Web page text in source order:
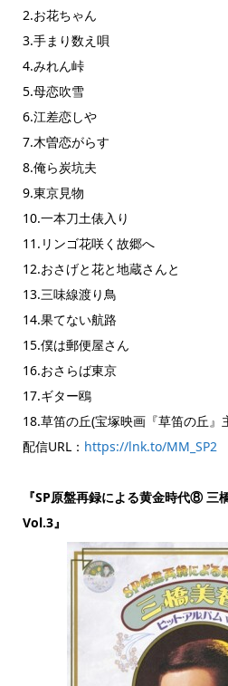
2.お花ちゃん
3.手まり数え唄
4.みれん峠
5.母恋吹雪
6.江差恋しや
7.木曽恋がらす
8.俺ら炭坑夫
9.東京見物
10.一本刀土俵入り
11.リンゴ花咲く故郷へ
12.おさげと花と地蔵さんと
13.三味線渡り鳥
14.果てない航路
15.僕は郵便屋さん
16.おさらば東京
17.ギター鴎
18.草笛の丘(宝塚映画『草笛の丘』
配信URL： https://lnk.to/MM_SP2
『SP原盤再録による黄金時代⑧ 三
Vol.3』